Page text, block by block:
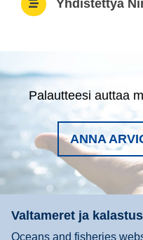
Yhdistettyä
Palautteesi auttaa
ANNA
Valtameret ja kalastus
Oceans and fisheries